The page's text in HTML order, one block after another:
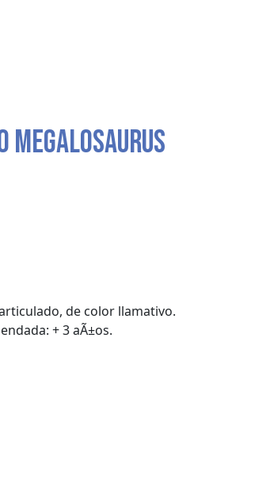
MEGALOSAURUS
de color llamativo.
+ 3 aÃ±os.